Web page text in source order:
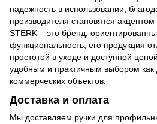
надежность в использовании,
производителя становятся
STERK – это бренд,
функциональность, его продукция
простотой в уходе и доступной
удобным и практичным выбором как
коммерческих объектов.
Доставка и оплата
Мы доставляем ручки для